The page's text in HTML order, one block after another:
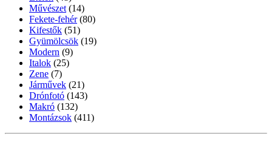
Művészet (14)
Fekete-fehér (80)
Kifestők (51)
Gyümölcsök (19)
Modern (9)
Italok (25)
Zene (7)
Járművek (21)
Drónfotó (143)
Makró (132)
Montázsok (411)